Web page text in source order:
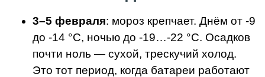
3–5 февраля: мороз крепчает. Днём от -9
до -14 °C, ночью до -19…-22 °C. Осадков
почти ноль — сухой, трескучий холод.
Это тот период, когда батареи работают